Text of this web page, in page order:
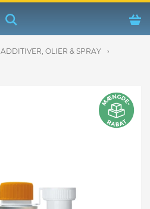
ADDITIVER, OLIER & SPRAY